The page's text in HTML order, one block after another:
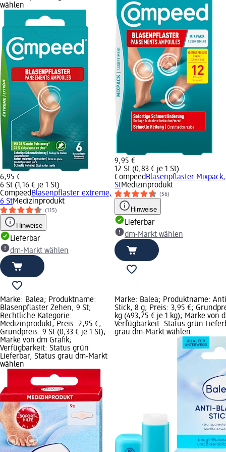
wählen
6,95 €
6 St (1,16 € je 1 St)
CompeedBlasenpflaster extreme,
6 StMedizinprodukt
(115)
Hinweise
Lieferbar
dm-Markt wählen
9,95 €
12 St (0,83 € je 1 St)
CompeedBlasenpflaster Mixpack,
StMedizinprodukt
(56)
Hinweise
Lieferbar
dm-Markt wählen
Marke: Balea; Produktname:
Blasenpflaster Zehen, 9 St;
Rechtliche Kategorie:
Medizinprodukt; Preis: 2,95 €;
Grundpreis: 9 St (0,33 € je 1 St);
Marke von dm Grafik;
Verfügbarkeit: Status grün
Lieferbar, Status grau dm-Markt
wählen
Marke: Balea; Produktname:
Stick, 8 g; Preis: 3,95 €;
kg (493,75 € je 1 kg); Marke von
Verfügbarkeit: Status grün
grau dm-Markt wählen